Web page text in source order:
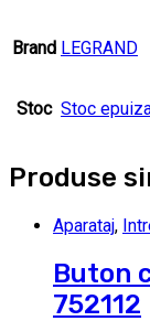
Brand LEGRAND
Stoc Stoc
Produse
Aparataj,
Buton
752112